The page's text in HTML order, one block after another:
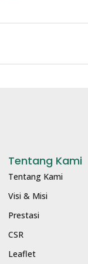
Tentang Kami
Tentang Kami
Visi & Misi
Prestasi
CSR
Leaflet